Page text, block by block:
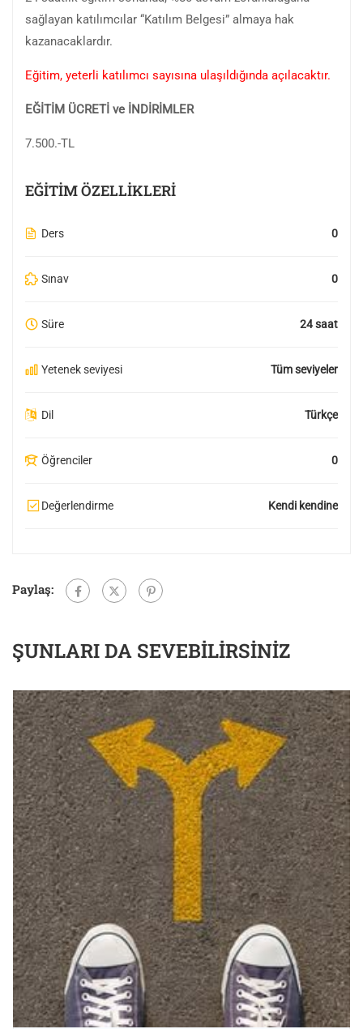
sağlayan katılımcılar “Katılım Belgesi” almaya hak
kazanacaklardır.
Eğitim, yeterli katılımcı sayısına ulaşıldığında açılacaktır.
EĞİTİM ÜCRETİ ve İNDİRİMLER
7.500.-TL
EĞITIM ÖZELLIKLERI
Ders 0
Sınav 0
Süre 24 saat
Yetenek seviyesi Tüm seviyeler
Dil Türkçe
Öğrenciler 0
Değerlendirme Kendi kendine
Paylaş:
ŞUNLARI DA SEVEBILIRSINIZ